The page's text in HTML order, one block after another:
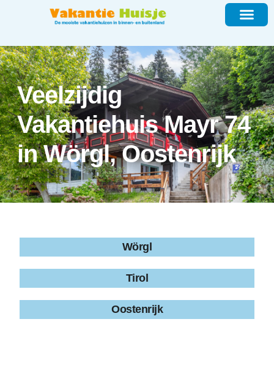
Veelzijdig
Vakantiehuis Mayr 74
in Wörgl, Oostenrijk
Wörgl
Tirol
Oostenrijk